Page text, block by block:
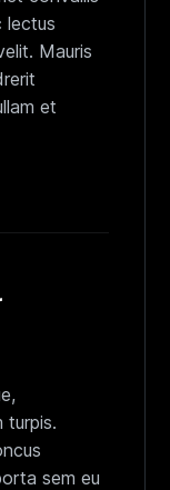
lectus
Mauris
et
turpis.
sem eu